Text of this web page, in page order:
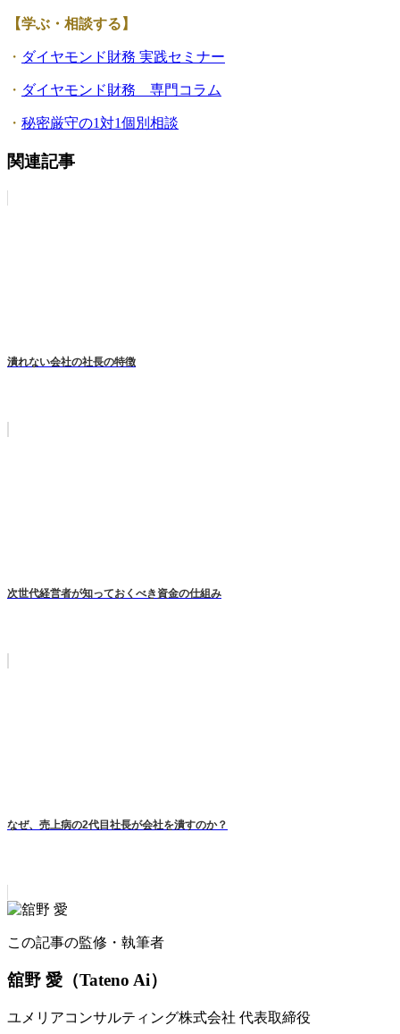
【学ぶ・相談する】
・ ダイヤモンド財務 実践セミナー
・ ダイヤモンド財務 専門コラム
・ 秘密厳守の1対1個別相談
関連記事
潰れない会社の社長の特徴
次世代経営者が知っておくべき資金の仕組み
なぜ、売上病の2代目社長が会社を潰すのか？
この記事の監修・執筆者
舘野 愛 （Tateno Ai）
ユメリアコンサルティング株式会社 代表取締役